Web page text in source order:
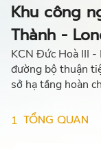
Khu công
Thành -
KCN Đức Hoà III
đường bộ thuận
sở hạ tầng hoàn
1 TỔNG QUAN